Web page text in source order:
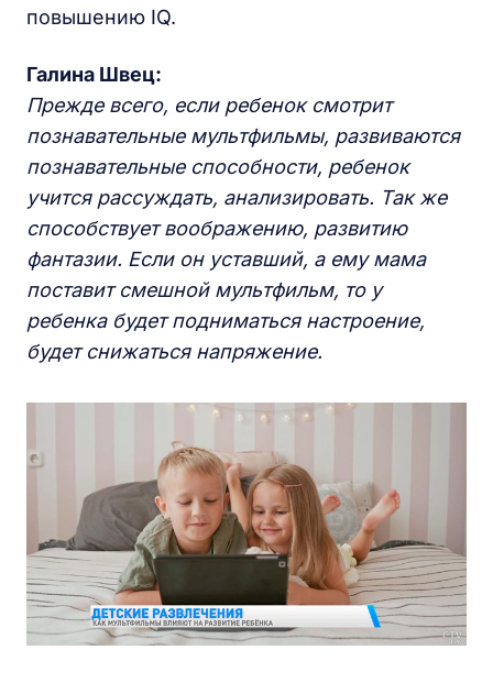
повышению IQ.
Галина Швец:
Прежде всего, если ребенок смотрит
познавательные мультфильмы, развиваются
познавательные способности, ребенок
учится рассуждать, анализировать. Так же
способствует воображению, развитию
фантазии. Если он уставший, а ему мама
поставит смешной мультфильм, то у
ребенка будет подниматься настроение,
будет снижаться напряжение.